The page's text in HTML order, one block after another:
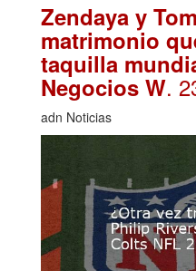
Zendaya y
matrimonio
taquilla
Negocios W.
adn Noticias